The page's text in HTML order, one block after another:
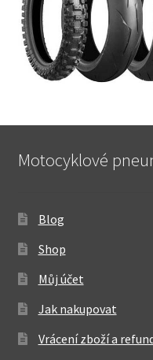
Motocyklové
Blog
Shop
Můj účet
Jak nakupovat
Vrácení zboží a